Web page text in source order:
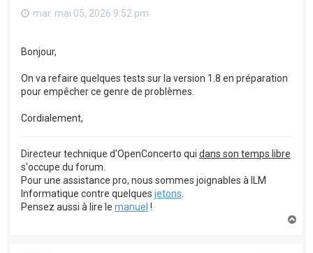
mar. mai 05, 2026 9:52 pm
Bonjour,
On va refaire quelques tests sur la version 1.8 en préparation
pour empêcher ce genre de problèmes.
Cordialement,
Directeur technique d'OpenConcerto qui dans son temps libre
s'occupe du forum.
Pour une assistance pro, nous sommes joignables à ILM
Informatique contre quelques jetons.
Pensez aussi à lire le manuel !